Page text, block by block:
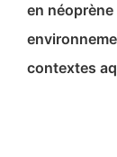
en
contextes